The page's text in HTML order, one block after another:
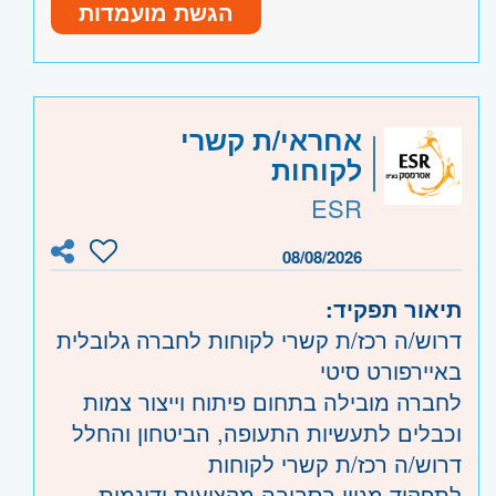
גורמים פנימיים וחיצוניים
עבודה שוטפת מול מחלקות החברה
משרה מלאה א-ה 8-17
מיקום המשרה אזור רמת ישי צומת המוביל
בסיסיות במחשבים, טלפונים ניידים וציוד
יכולת עבודה עצמאית ובצוות
יחסי אנוש מעולים ותודעת שירות גבוהה
סדר, ארגון ויכולת טיפול במספר משימות
היקף משרה: משרה מלאה
קוד משרה:2033
- עפולה, נצרת ובית שאן
הגשת מועמדות
אחראי/ת קשרי
לקוחות
ESR
08/08/2026
תיאור תפקיד:
דרוש/ה רכז/ת קשרי לקוחות לחברה גלובלית
באיירפורט סיטי
לחברה מובילה בתחום פיתוח וייצור צמות
וכבלים לתעשיות התעופה, הביטחון והחלל
דרוש/ה רכז/ת קשרי לקוחות